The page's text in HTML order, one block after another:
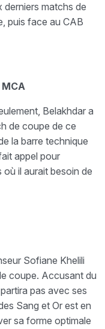
matchs de
puis face au CAB
Belakhdar a
de coupe de ce
la barre technique
appel pour
il aurait besoin de
Sofiane Khelili
coupe. Accusant du
pas avec ses
Sang et Or est en
sa forme optimale